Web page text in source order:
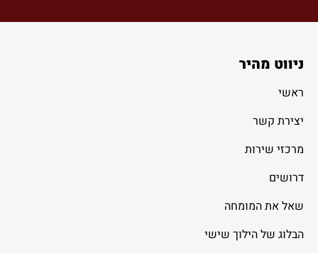
ניווט מהיר
ראשי
יצירת קשר
מרכזי שירות
דרושים
שאל את המומחה
הבלוג של הילוך שישי